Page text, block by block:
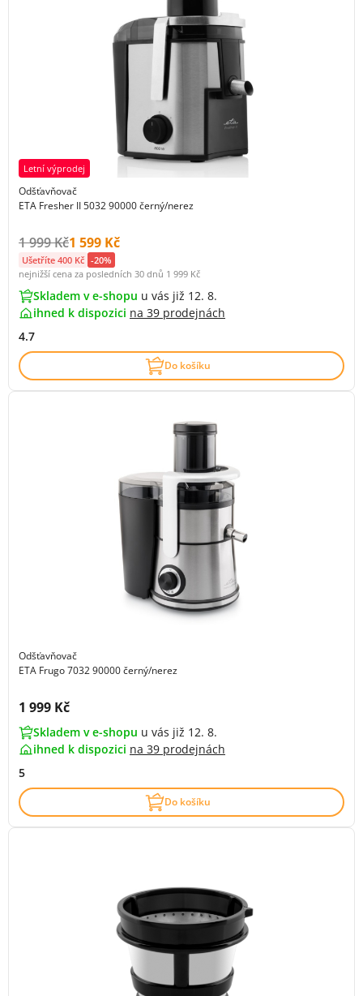
Letní výprodej
Odšťavňovač
ETA Fresher II 5032 90000 černý/nerez
Původní cena s DPH:
1 999 KčCena s DPH:
1 599 Kč
Ušetříte 400 Kč -20%
nejnižší cena za posledních 30 dnů 1 999 Kč
Skladem v e-shopu u vás již 12. 8.
ihned k dispozici na 39 prodejnách
4.7
Do košíku
Odšťavňovač
ETA Frugo 7032 90000 černý/nerez
Cena s DPH:
1 999 Kč
Skladem v e-shopu u vás již 12. 8.
ihned k dispozici na 39 prodejnách
5
Do košíku